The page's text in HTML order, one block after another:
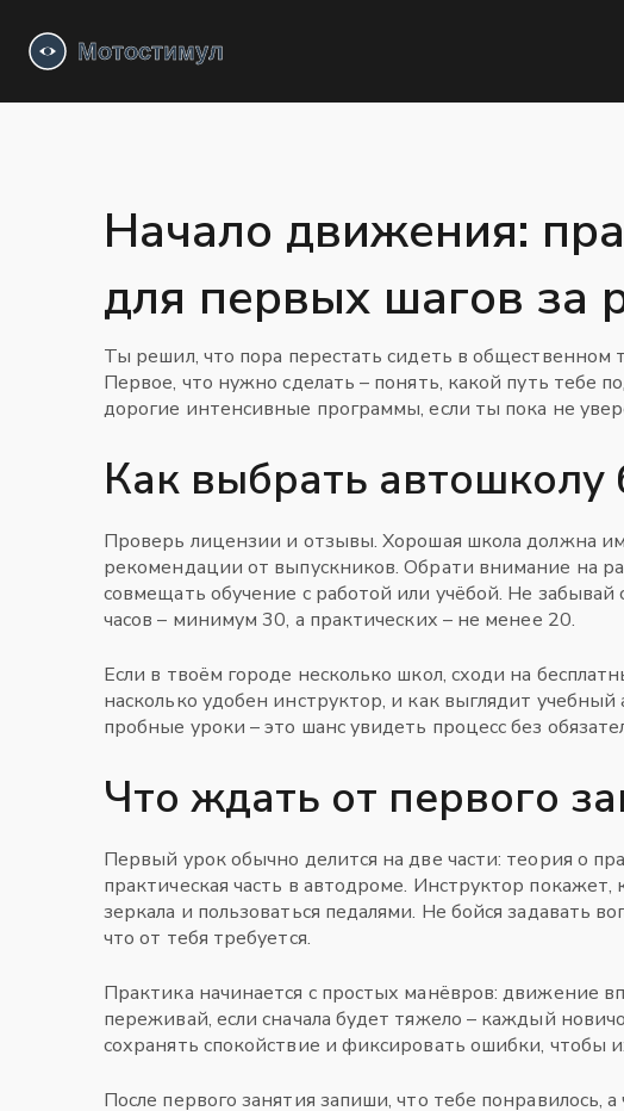
Начало движения:
для первых шагов за
Ты решил, что пора перестать сидеть в общественном
Первое, что нужно сделать – понять, какой путь тебе
дорогие интенсивные программы, если ты пока не
Как выбрать автошколу
Проверь лицензии и отзывы. Хорошая школа должна
рекомендации от выпускников. Обрати внимание на
совмещать обучение с работой или учёбой. Не забывай
часов – минимум 30, а практических – не менее 20.
Если в твоём городе несколько школ, сходи на
насколько удобен инструктор, и как выглядит
пробные уроки – это шанс увидеть процесс без
Что ждать от первого
Первый урок обычно делится на две части: теория о
практическая часть в автодроме. Инструктор покажет,
зеркала и пользоваться педалями. Не бойся задавать
что от тебя требуется.
Практика начинается с простых манёвров: движение
переживай, если сначала будет тяжело – каждый
сохранять спокойствие и фиксировать ошибки, чтобы
После первого занятия запиши, что тебе понравилось,